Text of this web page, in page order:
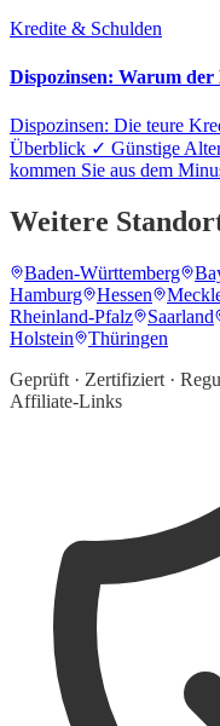
Kredite & Schulden
Dispozinsen: Warum
Dispozinsen: Die teure
Überblick ✓ Günstige
kommen Sie aus dem
Weitere
Baden-Württemberg
Hamburg
Hessen
Rheinland-Pfalz
Saarland
Holstein
Thüringen
Geprüft · Zertifiziert ·
Affiliate-Links